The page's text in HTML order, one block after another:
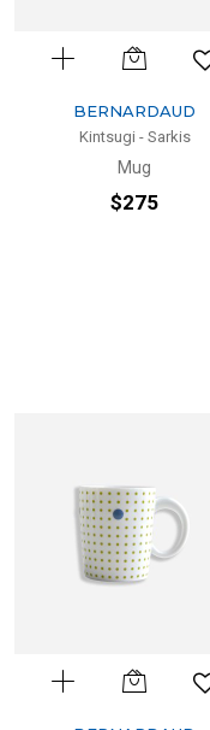
BERNARDAUD
Kintsugi - Sarkis
Mug
$275